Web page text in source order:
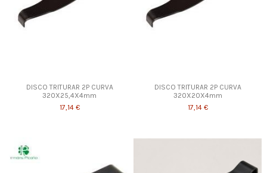
DISCO TRITURAR 2P CURVA
320X25,4X4mm
17,14 €
DISCO TRITURAR 2P CURVA
320X20X4mm
17,14 €